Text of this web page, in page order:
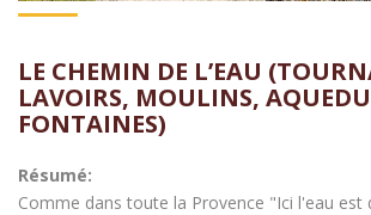
LE CHEMIN DE L’EAU
LAVOIRS, MOULINS,
FONTAINES)
Résumé:
Comme dans toute la Provence "Ici l'eau est